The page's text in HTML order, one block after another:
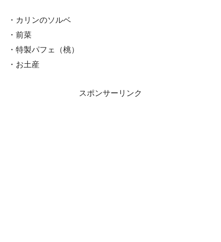
・カリンのソルベ
・前菜
・特製パフェ（桃）
・お土産
スポンサーリンク